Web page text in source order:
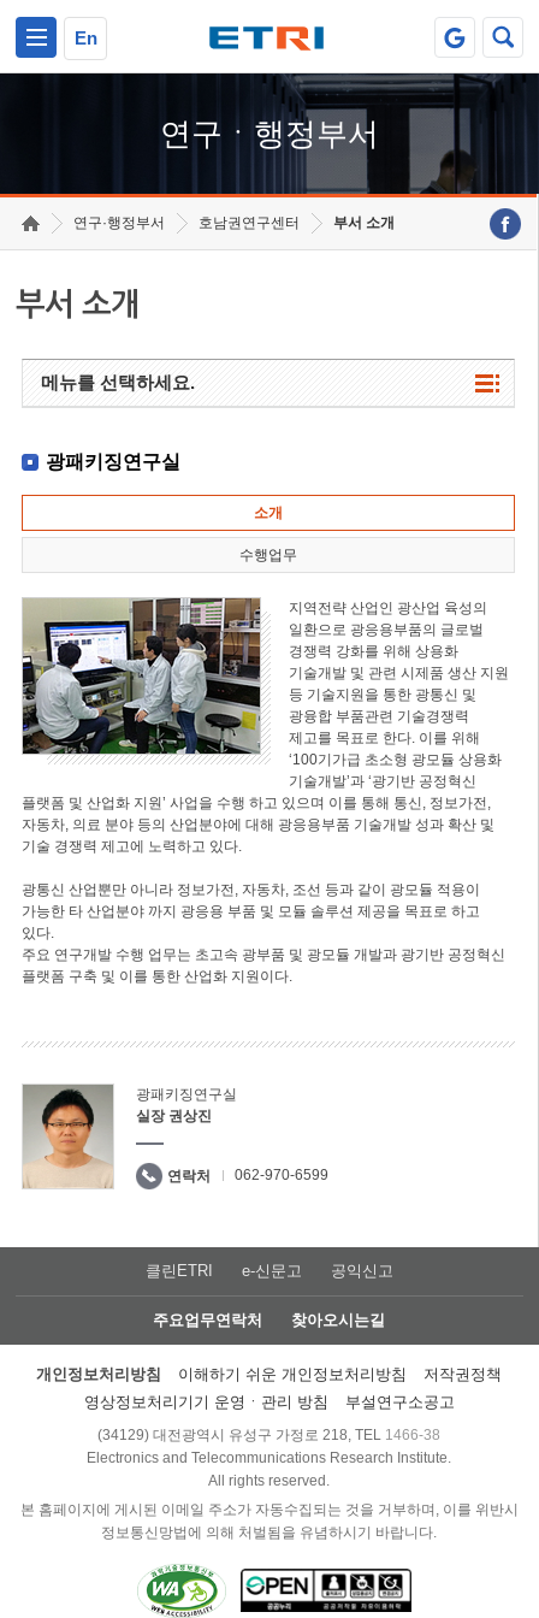
En
연구ㆍ행정부서
연구·행정부서 호남권연구센터 부서 소개
부서 소개
메뉴를 선택하세요.
광패키징연구실
소개
수행업무
지역전략 산업인 광산업 육성의
일환으로 광응용부품의 글로벌
경쟁력 강화를 위해 상용화
기술개발 및 관련 시제품 생산 지원
등 기술지원을 통한 광통신 및
광융합 부품관련 기술경쟁력
제고를 목표로 한다. 이를 위해
‘100기가급 초소형 광모듈 상용화
기술개발’과 ‘광기반 공정혁신
플랫폼 및 산업화 지원’ 사업을 수행 하고 있으며 이를 통해 통신, 정보가전,
자동차, 의료 분야 등의 산업분야에 대해 광응용부품 기술개발 성과 확산 및
기술 경쟁력 제고에 노력하고 있다.
광통신 산업뿐만 아니라 정보가전, 자동차, 조선 등과 같이 광모듈 적용이
가능한 타 산업분야 까지 광응용 부품 및 모듈 솔루션 제공을 목표로 하고
있다.
주요 연구개발 수행 업무는 초고속 광부품 및 광모듈 개발과 광기반 공정혁신
플랫폼 구축 및 이를 통한 산업화 지원이다.
광패키징연구실
실장 권상진
연락처 062-970-6599
클린ETRI e-신문고 공익신고
주요업무연락처 찾아오시는길
개인정보처리방침 이해하기 쉬운 개인정보처리방침
저작권정책
영상정보처리기기 운영ㆍ관리 방침
부설연구소공고
(34129) 대전광역시 유성구 가정로 218, TEL 1466-38
Electronics and Telecommunications Research Institute.
All rights reserved.
본 홈페이지에 게시된 이메일 주소가 자동수집되는 것을 거부하며, 이를 위반시
정보통신망법에 의해 처벌됨을 유념하시기 바랍니다.